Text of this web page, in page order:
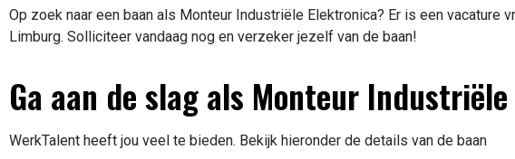
Op zoek naar een baan als Monteur Industriële Elektronica? Er is een vacature
Limburg. Solliciteer vandaag nog en verzeker jezelf van de baan!
Ga aan de slag als Monteur
WerkTalent heeft jou veel te bieden. Bekijk hieronder de details van de baan